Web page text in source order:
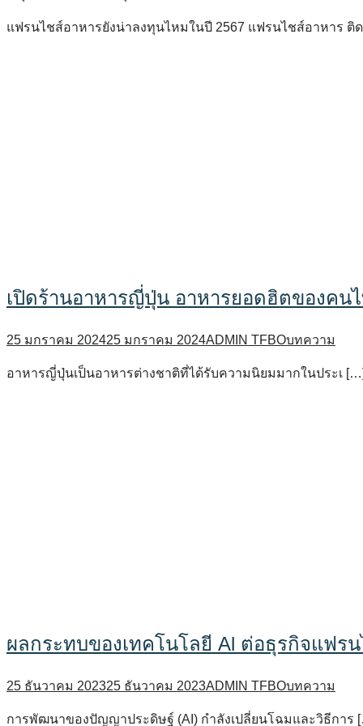
แฟรนไชส์อาหารยังน่าลงทุนไหมในปี 2567 แฟรนไชส์อาหาร ติ
เปิดร้านอาหารญี่ปุ่น อาหารยอดฮิตของคน
25 มกราคม 202425 มกราคม 2024ADMIN TFBOบทความ
อาหารญี่ปุ่นเป็นอาหารต่างชาติที่ได้รับความนิยมมากในประเ […]
ผลกระทบของเทคโนโลยี Al ต่อธุรกิจแฟร
25 ธันวาคม 202325 ธันวาคม 2023ADMIN TFBOบทความ
การพัฒนาของปัญญาประดิษฐ์ (AI) กำลังเปลี่ยนโฉมและวิธีการ